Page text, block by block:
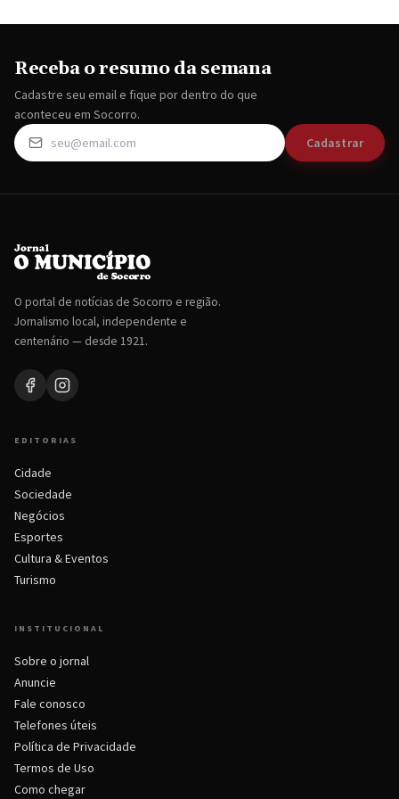
Receba o resumo da semana
Cadastre seu email e fique por dentro do que
aconteceu em Socorro.
Cadastrar
O portal de notícias de Socorro e região.
Jornalismo local, independente e
centenário — desde 1921.
EDITORIAS
Cidade
Sociedade
Negócios
Esportes
Cultura & Eventos
Turismo
INSTITUCIONAL
Sobre o jornal
Anuncie
Fale conosco
Telefones úteis
Política de Privacidade
Termos de Uso
Como chegar